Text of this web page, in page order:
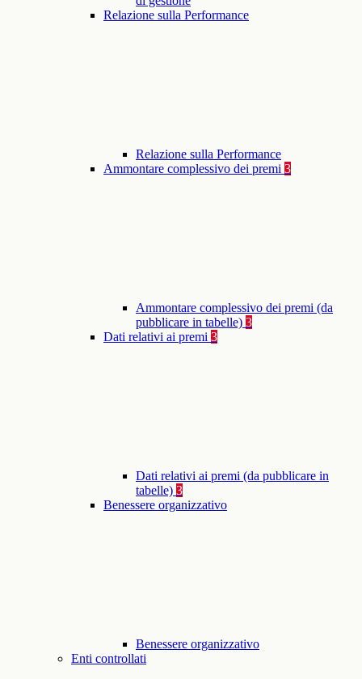
Relazione sulla Performance
Relazione sulla Performance
Ammontare complessivo dei premi 3
Ammontare complessivo dei premi (da
pubblicare in tabelle) 3
Dati relativi ai premi 3
Dati relativi ai premi (da pubblicare in
tabelle) 3
Benessere organizzativo
Benessere organizzativo
Enti controllati